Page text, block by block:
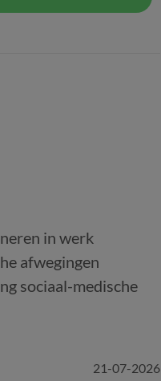
in werk
afwegingen
sociaal-medische
21-07-2026